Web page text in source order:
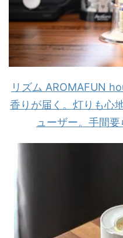
リズム AROMAFUN
香りが届く。灯りも心
ューザー。手間要